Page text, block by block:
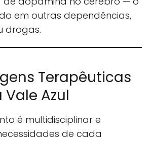
em outras dependências,
drogas.
Terapêuticas
Azul
é multidisciplinar e
de cada